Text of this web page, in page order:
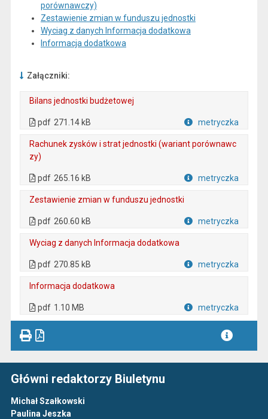
porównawczy)
Zestawienie zmian w funduszu jednostki
Wyciag z danych Informacja dodatkowa
Informacja dodatkowa
Załączniki:
Bilans jednostki budżetowej
pdf 271.14 kB metryczka
Rachunek zysków i strat jednostki (wariant porównawc
zy)
pdf 265.16 kB metryczka
Zestawienie zmian w funduszu jednostki
pdf 260.60 kB metryczka
Wyciag z danych Informacja dodatkowa
pdf 270.85 kB metryczka
Informacja dodatkowa
pdf 1.10 MB metryczka
Główni redaktorzy Biuletynu
Michał Szałkowski
Paulina Jeszka